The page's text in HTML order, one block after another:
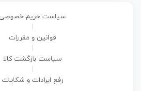
سیاست حریم خصوصی
قوانین و مقررات
سیاست بازگشت کالا
رفع ایرادات و شکایات